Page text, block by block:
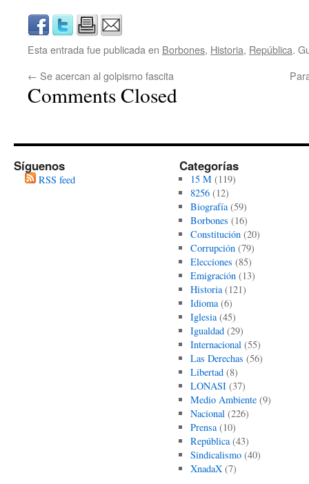
Esta entrada fue publicada en Borbones, Historia, República.
← Se acercan al golpismo fascita
Comments Closed
Síguenos
RSS feed
Categorías
15 M(119)
8256(12)
Biografía(59)
Borbones (16)
Constitución(20)
Corrupción(79)
Elecciones (85)
Emigración(13)
Historia(121)
Idioma(6)
Iglesia(45)
Igualdad(29)
Internacional(55)
Las Derechas (56)
Libertad(8)
LONASI(37)
Medio Ambiente(9)
Nacional(226)
Prensa(10)
República(43)
Sindicalismo(40)
XnadaX(7)